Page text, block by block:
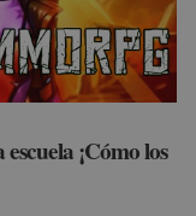
¡Cómo los